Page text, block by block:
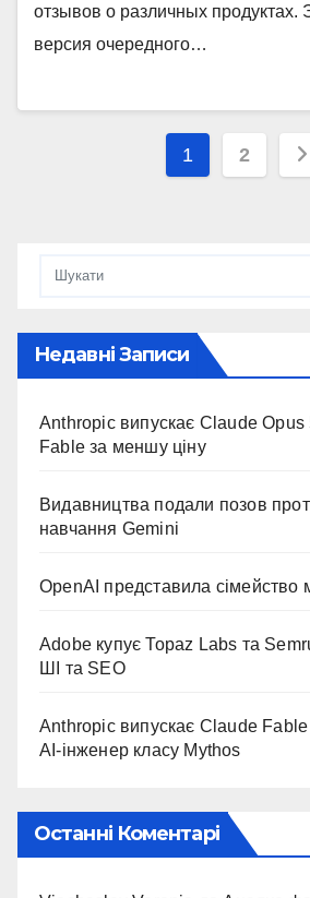
отзывов о различных продуктах.
версия очередного…
Пагінація
1 2
Недавні Записи
Anthropic випускає Claude Opus
Fable за меншу ціну
Видавництва подали позов
навчання Gemini
OpenAI представила сімейство
Adobe купує Topaz Labs та
ШІ та SEO
Anthropic випускає Claude
AI-інженер класу Mythos
Останні Коментарі